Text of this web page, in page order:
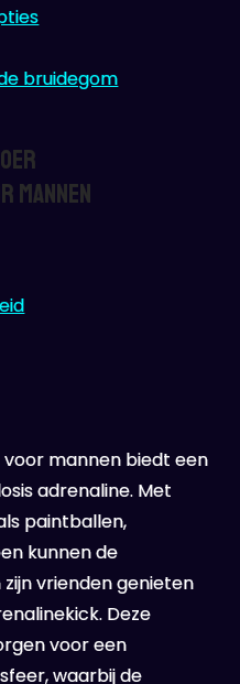
bruidegom
mannen biedt een
adrenaline. Met
paintballen,
kunnen de
vrienden genieten
Deze
voor een
waarbij de